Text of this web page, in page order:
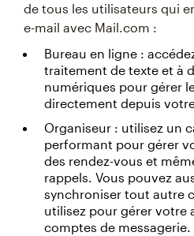
de tous les utilisateurs qui
e-mail avec Mail.com :
Bureau en ligne :
traitement de texte et à
numériques pour gérer
directement depuis
Organiseur : utilisez un
performant pour gérer
des rendez-vous et
rappels. Vous pouvez
synchroniser tout autre
utilisez pour gérer votre
comptes de messagerie.